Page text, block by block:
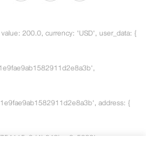
200.0, currency: 'USD', user_data: {
address: {